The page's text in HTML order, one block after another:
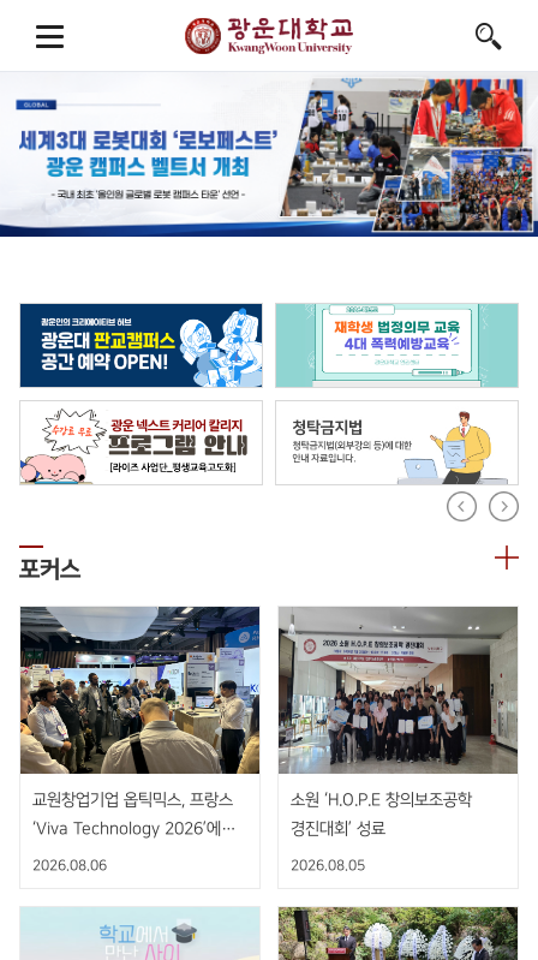
포커스
교원창업기업 옵틱믹스, 프랑스
‘Viva Technology 2026’에서
AI 기반 비접촉 핸드제스처 센서
2026.08.06
소원 ‘H.O.P.E 창의보조공학
경진대회’ 성료
2026.08.05